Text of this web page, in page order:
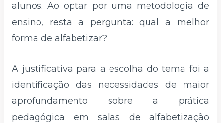
alunos. Ao optar por uma metodologia de
ensino, resta a pergunta: qual a melhor
forma de alfabetizar?
A justificativa para a escolha do tema foi a
identificação das necessidades de maior
aprofundamento sobre a prática
pedagógica em salas de alfabetização